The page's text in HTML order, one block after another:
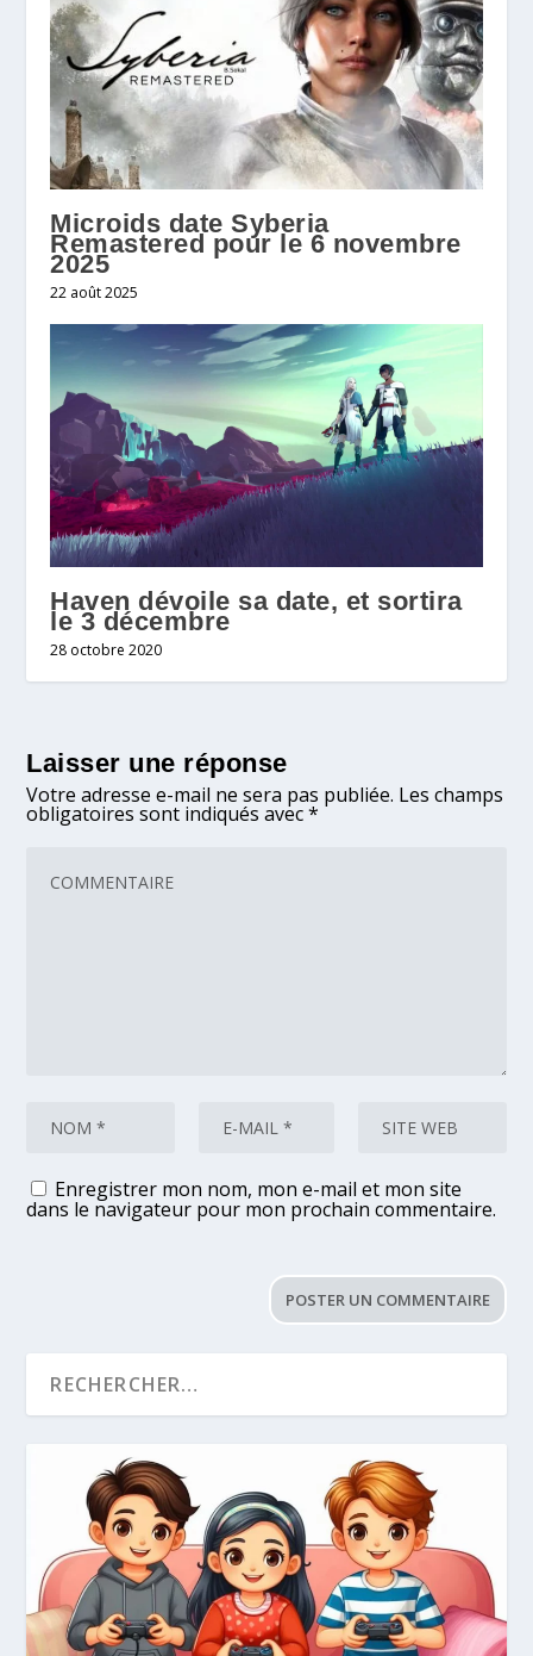
Microids date Syberia
Remastered pour le 6 novembre
2025
22 août 2025
Haven dévoile sa date, et sortira
le 3 décembre
28 octobre 2020
Laisser une réponse
Votre adresse e-mail ne sera pas publiée. Les champs
obligatoires sont indiqués avec*
Enregistrer mon nom, mon e-mail et mon site
dans le navigateur pour mon prochain commentaire.